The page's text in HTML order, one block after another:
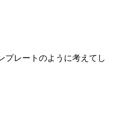
プレートのように考えてし